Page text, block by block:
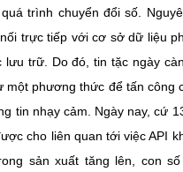
Bộ Khoa Học và Công
mst.gov.vn" khi phát hành lại
trình chuyển đổi số.
trực tiếp với cơ sở dữ liệu
lưu trữ. Do đó, tin tặc ngày
một phương thức để tấn công
tin nhạy cảm. Ngày nay, cứ
cho liên quan tới việc API
sản xuất tăng lên, con